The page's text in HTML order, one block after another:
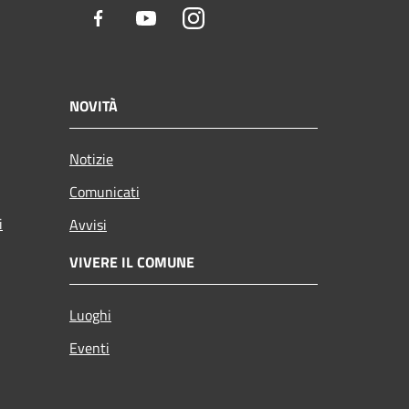
Facebook YoutubeInstagram
NOVITÀ
Notizie
Comunicati
Avvisi
VIVERE IL COMUNE
Luoghi
Eventi